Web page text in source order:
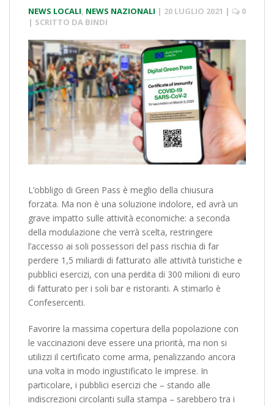
NEWS LOCALI, NEWS NAZIONALI | 20 LUGLIO 2021 |
0
| SCRITTO DA BINDI
L’obbligo di Green Pass è meglio della chiusura
forzata. Ma non è una soluzione indolore, ed avrà un
grave impatto sulle attività economiche: a seconda
della modulazione che verrà scelta, restringere
l’accesso ai soli possessori del pass rischia di far
perdere 1,5 miliardi di fatturato alle attività turistiche e
pubblici esercizi, con una perdita di 300 milioni di euro
di fatturato per i soli bar e ristoranti. A stimarlo è
Confesercenti.
Favorire la massima copertura della popolazione con
le vaccinazioni deve essere una priorità, ma non si
utilizzi il certificato come arma, penalizzando ancora
una volta in modo ingiustificato le imprese. In
particolare, i pubblici esercizi che – stando alle
indiscrezioni circolanti sulla stampa – sarebbero tra i